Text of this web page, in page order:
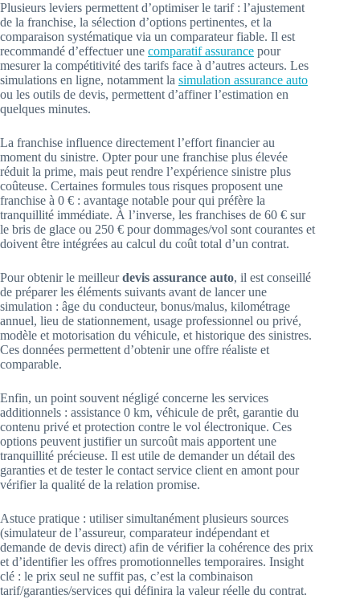
Plusieurs leviers permettent d’optimiser le tarif : l’ajustement
de la franchise, la sélection d’options pertinentes, et la
comparaison systématique via un comparateur fiable. Il est
recommandé d’effectuer une comparatif assurance pour
mesurer la compétitivité des tarifs face à d’autres acteurs. Les
simulations en ligne, notamment la simulation assurance auto
ou les outils de devis, permettent d’affiner l’estimation en
quelques minutes.
La franchise influence directement l’effort financier au
moment du sinistre. Opter pour une franchise plus élevée
réduit la prime, mais peut rendre l’expérience sinistre plus
coûteuse. Certaines formules tous risques proposent une
franchise à 0 € : avantage notable pour qui préfère la
tranquillité immédiate. À l’inverse, les franchises de 60 € sur
le bris de glace ou 250 € pour dommages/vol sont courantes et
doivent être intégrées au calcul du coût total d’un contrat.
Pour obtenir le meilleurdevis assurance auto, il est conseillé
de préparer les éléments suivants avant de lancer une
simulation : âge du conducteur, bonus/malus, kilométrage
annuel, lieu de stationnement, usage professionnel ou privé,
modèle et motorisation du véhicule, et historique des sinistres.
Ces données permettent d’obtenir une offre réaliste et
comparable.
Enfin, un point souvent négligé concerne les services
additionnels : assistance 0 km, véhicule de prêt, garantie du
contenu privé et protection contre le vol électronique. Ces
options peuvent justifier un surcoût mais apportent une
tranquillité précieuse. Il est utile de demander un détail des
garanties et de tester le contact service client en amont pour
vérifier la qualité de la relation promise.
Astuce pratique : utiliser simultanément plusieurs sources
(simulateur de l’assureur, comparateur indépendant et
demande de devis direct) afin de vérifier la cohérence des prix
et d’identifier les offres promotionnelles temporaires. Insight
clé : le prix seul ne suffit pas, c’est la combinaison
tarif/garanties/services qui définira la valeur réelle du contrat.